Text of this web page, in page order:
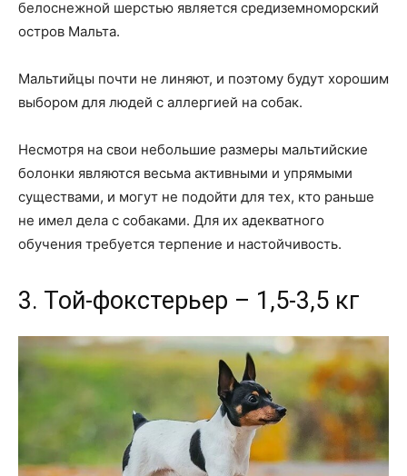
белоснежной шерстью является средиземноморский
остров Мальта.
Мальтийцы почти не линяют, и поэтому будут хорошим
выбором для людей с аллергией на собак.
Несмотря на свои небольшие размеры мальтийские
болонки являются весьма активными и упрямыми
существами, и могут не подойти для тех, кто раньше
не имел дела с собаками. Для их адекватного
обучения требуется терпение и настойчивость.
3. Той-фокстерьер – 1,5-3,5 кг